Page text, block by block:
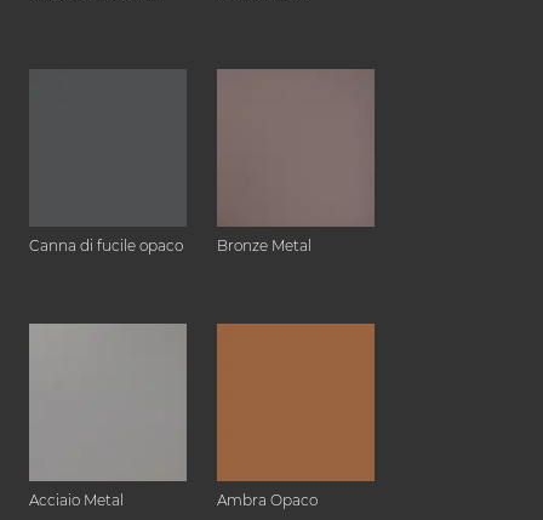
Canna di fucile opaco Bronze Metal
Acciaio Metal Ambra Opaco